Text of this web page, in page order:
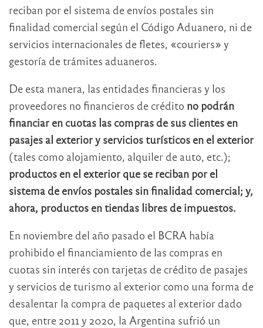
reciban por el sistema de envíos postales sin
finalidad comercial según el Código Aduanero, ni de
servicios internacionales de fletes, «couriers» y
gestoría de trámites aduaneros.
De esta manera, las entidades financieras y los
proveedores no financieros de crédito no podrán
financiar en cuotas las compras de sus clientes en
pasajes al exterior y servicios turísticos en el exterior
(tales como alojamiento, alquiler de auto, etc.);
productos en el exterior que se reciban por el
sistema de envíos postales sin finalidad comercial; y,
ahora, productos en tiendas libres de impuestos.
En noviembre del año pasado el BCRA había
prohibido el financiamiento de las compras en
cuotas sin interés con tarjetas de crédito de pasajes
y servicios de turismo al exterior como una forma de
desalentar la compra de paquetes al exterior dado
que, entre 2011 y 2020, la Argentina sufrió un